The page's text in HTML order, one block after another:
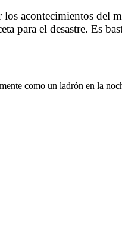
acontecimientos del
para el desastre. Es
como un ladrón en la